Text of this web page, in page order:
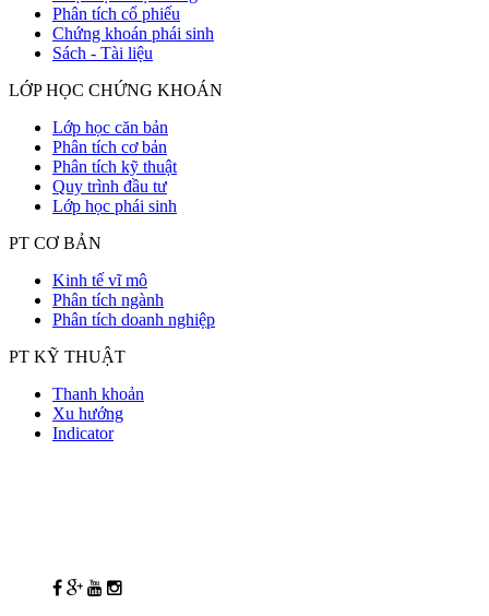
Phân tích cổ phiếu
Chứng khoán phái sinh
Sách - Tài liệu
LỚP HỌC CHỨNG KHOÁN
Lớp học căn bản
Phân tích cơ bản
Phân tích kỹ thuật
Quy trình đầu tư
Lớp học phái sinh
PT CƠ BẢN
Kinh tế vĩ mô
Phân tích ngành
Phân tích doanh nghiệp
PT KỸ THUẬT
Thanh khoản
Xu hướng
Indicator